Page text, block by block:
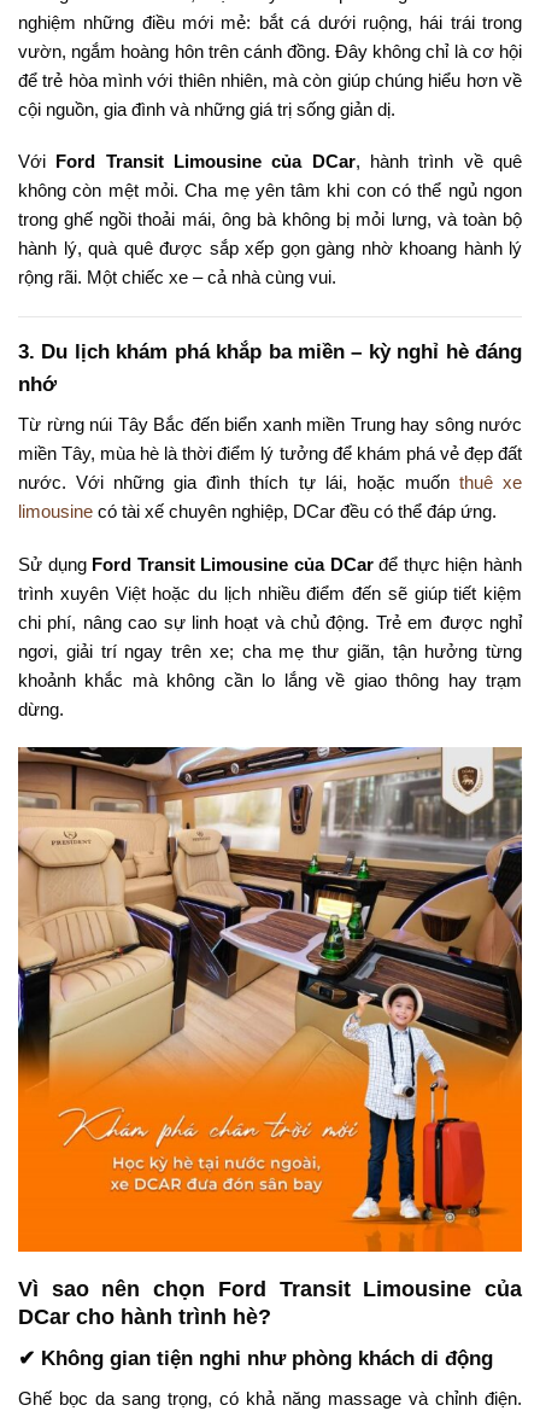
nghiệm những điều mới mẻ: bắt cá dưới ruộng, hái trái trong
vườn, ngắm hoàng hôn trên cánh đồng. Đây không chỉ là cơ hội
để trẻ hòa mình với thiên nhiên, mà còn giúp chúng hiểu hơn về
cội nguồn, gia đình và những giá trị sống giản dị.
Với Ford Transit Limousine của DCar, hành trình về quê
không còn mệt mỏi. Cha mẹ yên tâm khi con có thể ngủ ngon
trong ghế ngồi thoải mái, ông bà không bị mỏi lưng, và toàn bộ
hành lý, quà quê được sắp xếp gọn gàng nhờ khoang hành lý
rộng rãi. Một chiếc xe – cả nhà cùng vui.
3. Du lịch khám phá khắp ba miền – kỳ nghỉ hè đáng
nhớ
Từ rừng núi Tây Bắc đến biển xanh miền Trung hay sông nước
miền Tây, mùa hè là thời điểm lý tưởng để khám phá vẻ đẹp đất
nước. Với những gia đình thích tự lái, hoặc muốn thuê xe
limousine có tài xế chuyên nghiệp, DCar đều có thể đáp ứng.
Sử dụng Ford Transit Limousine của DCarđể thực hiện hành
trình xuyên Việt hoặc du lịch nhiều điểm đến sẽ giúp tiết kiệm
chi phí, nâng cao sự linh hoạt và chủ động. Trẻ em được nghỉ
ngơi, giải trí ngay trên xe; cha mẹ thư giãn, tận hưởng từng
khoảnh khắc mà không cần lo lắng về giao thông hay trạm
dừng.
Vì sao nên chọn Ford Transit Limousine của
DCar cho hành trình hè?
✔ Không gian tiện nghi như phòng khách di động
Ghế bọc da sang trọng, có khả năng massage và chỉnh điện.